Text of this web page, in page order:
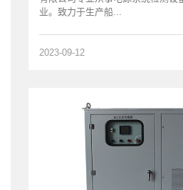
业。致力于生产船...
2023-09-12